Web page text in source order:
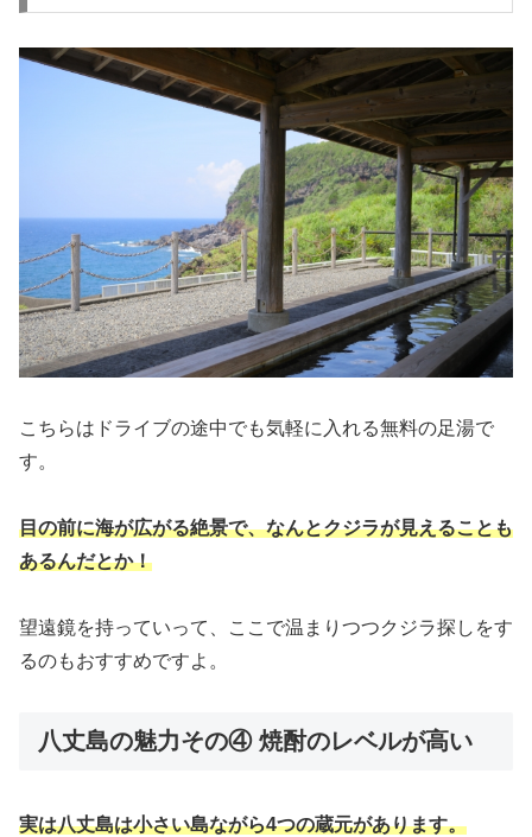
こちらはドライブの途中でも気軽に入れる無料の足湯で
す。
目の前に海が広がる絶景で、なんとクジラが見えることも
あるんだとか！
望遠鏡を持っていって、ここで温まりつつクジラ探しをす
るのもおすすめですよ。
八丈島の魅力その④ 焼酎のレベルが高い
実は八丈島は小さい島ながら4つの蔵元があります。